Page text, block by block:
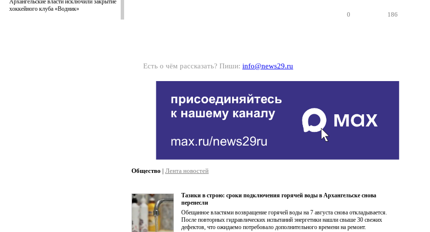
Архангельские власти исключили закрытие
хоккейного клуба «Водник»
0 186
Есть о чём рассказать? Пиши: info@news29.ru
Общество | Лента новостей
Тазики в строю: сроки подключения горячей воды в Архангельске снова
перенесли
Обещанное властями возвращение горячей воды на 7 августа снова откладывается.
После повторных гидравлических испытаний энергетики нашли свыше 30 свежих
дефектов, что ожидаемо потребовало дополнительного времени на ремонт.